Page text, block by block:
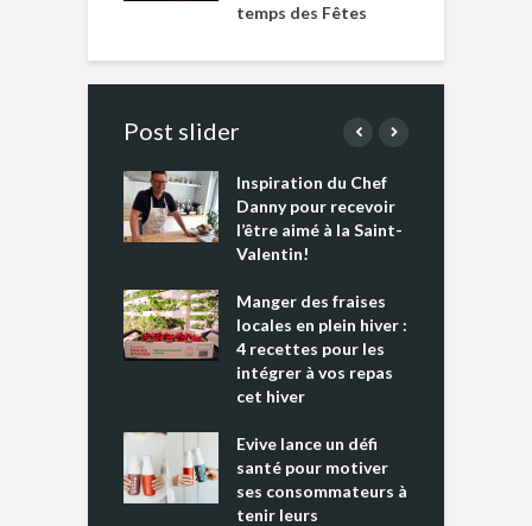
temps des Fêtes
Post slider
Inspiration du Chef
Danny pour recevoir
l’être aimé à la Saint-
Valentin!
Manger des fraises
locales en plein hiver :
4 recettes pour les
intégrer à vos repas
cet hiver
Evive lance un défi
santé pour motiver
ses consommateurs à
tenir leurs